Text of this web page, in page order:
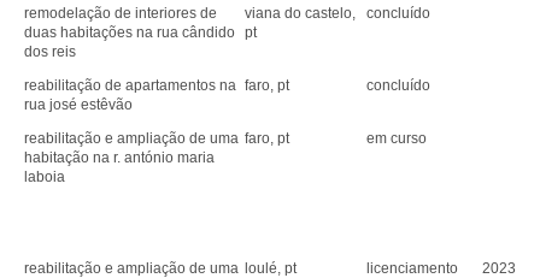
remodelação de interiores de
duas habitações na rua cândido
dos reis
viana do castelo,
pt
concluído
reabilitação de apartamentos na
rua josé estêvão
faro, pt concluído
reabilitação e ampliação de uma
habitação na r. antónio maria
laboia
faro, pt em curso
reabilitação e ampliação de uma loulé, pt licenciamento 2023